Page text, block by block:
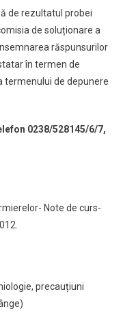
de rezultatul probei
de soluționare a
răspunsurilor
în termen de
termenului de depunere
0238/528145/6/7,
Note de curs-
precauțiuni